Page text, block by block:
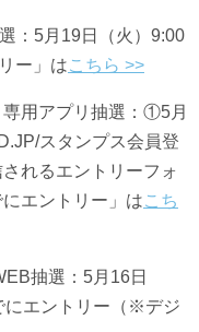
：5月19日（火）9:00
ー」はこちら >>
専用アプリ抽選：①5月
スタンプス会員登
れるエントリーフォ
エントリー」はこち
抽選：5月16日
にエントリー（※デジ